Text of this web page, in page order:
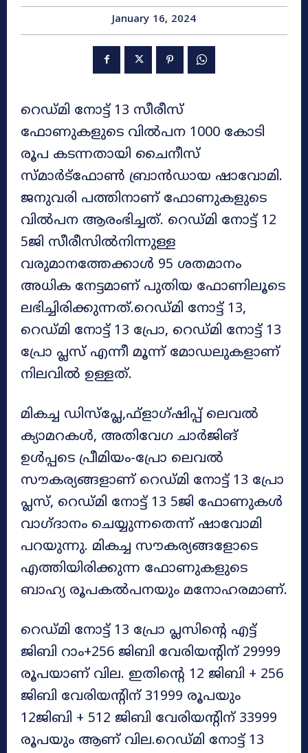
January 16, 2024
റെഡ്മി നോട്ട് 13 സീരീസ്
ഫോണുകളുടെ വിൽപന 1000 കോടി
രൂപ കടന്നതായി ചൈനീസ്
സ്മാർട്‌ഫോൺ ബ്രാൻഡായ ഷാവോമി.
ജനുവരി പത്തിനാണ് ഫോണുകളുടെ
വിൽപന ആരംഭിച്ചത്. റെഡ്മി നോട്ട് 12
5ജി സീരീസിൽനിന്നുള്ള
വരുമാനത്തേക്കാൾ 95 ശതമാനം
അധിക നേട്ടമാണ് പുതിയ ഫോണിലൂടെ
ലഭിച്ചിരിക്കുന്നത്.റെഡ്മി നോട്ട് 13,
റെഡ്മി നോട്ട് 13 പ്രോ, റെഡ്മി നോട്ട് 13
പ്രോ പ്ലസ് എന്നീ മൂന്ന് മോഡലുകളാണ്
നിലവിൽ ഉള്ളത്.
മികച്ച ഡിസ്‌പ്ലേ,ഫ്‌ളാഗ്ഷിപ്പ് ലെവൽ
ക്യാമറകൾ, അതിവേഗ ചാർജിങ്
ഉൾപ്പടെ പ്രീമിയം-പ്രോ ലെവൽ
സൗകര്യങ്ങളാണ് റെഡ്മി നോട്ട് 13 പ്രോ
പ്ലസ്, റെഡ്മി നോട്ട് 13 5ജി ഫോണുകൾ
വാഗ്ദാനം ചെയ്യുന്നതെന്ന് ഷാവോമി
പറയുന്നു. മികച്ച സൗകര്യങ്ങളോടെ
എത്തിയിരിക്കുന്ന ഫോണുകളുടെ
ബാഹ്യ രൂപകൽപനയും മനോഹരമാണ്.
റെഡ്മി നോട്ട് 13 പ്രോ പ്ലസിന്റെ എട്ട്
ജിബി റാം+256 ജിബി വേരിയന്റിന് 29999
രൂപയാണ് വില. ഇതിന്റെ 12 ജിബി + 256
ജിബി വേരിയന്റിന് 31999 രൂപയും
12ജിബി + 512 ജിബി വേരിയന്റിന് 33999
രൂപയും ആണ് വില.റെഡ്മി നോട്ട് 13